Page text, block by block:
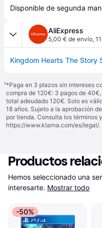
Disponible de segunda
AliExpress
5,00 € de envío,
¹*Paga en 3 plazos sin intereses
compra de 120€: 3 pagos de 40€,
total adeudado 120€. Solo es
18 años. Sujeto a la aprobación
por tienda. Consulta los términos
https://www.klarna.com/es/legal/.
Productos
Hemos seleccionado una
interesarte. Mostrar todo
-50%